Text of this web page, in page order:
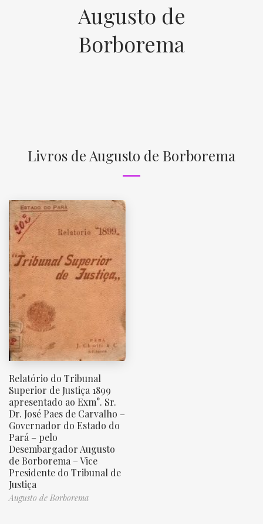
Augusto de
Borborema
Livros de Augusto de Borborema
Relatório do Tribunal
Superior de Justiça 1899
apresentado ao Exm°. Sr.
Dr. José Paes de Carvalho –
Governador do Estado do
Pará – pelo
Desembargador Augusto
de Borborema – Vice
Presidente do Tribunal de
Justiça
Augusto de Borborema